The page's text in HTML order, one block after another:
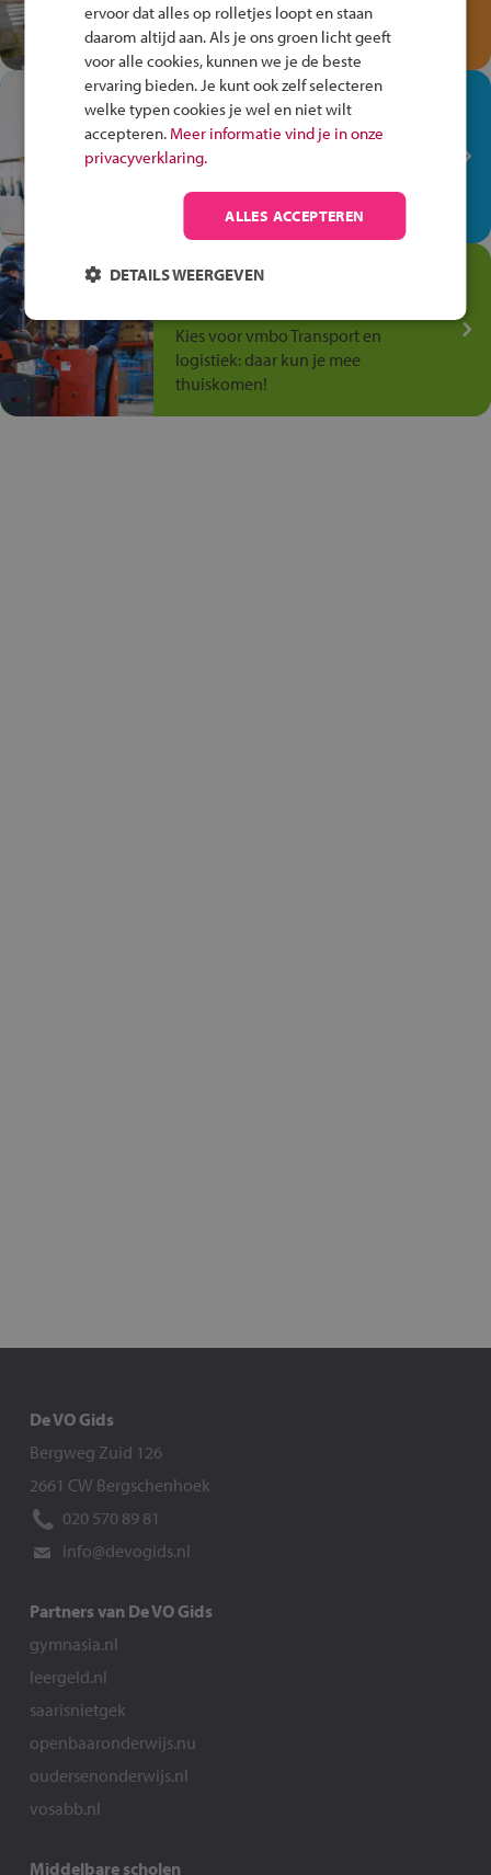
Speel het Fiets Veilig Verkeersspel
en win een Cortina-fiets!
In de winkel ben je op je
plek!
Ontdek via het vmbo jouw talent
op de winkelvloer, waar elke dag
anders is!
Jouw talent in de
Kies voor vmbo Transport en
logistiek: daar kun je mee
thuiskomen!
De VO Gids
Bergweg Zuid 126
2661 CW Bergschenhoek
020 570 89 81
info@devogids.nl
Partners van De VO Gids
gymnasia.nl
leergeld.nl
saarisnietgek
openbaaronderwijs.nu
oudersenonderwijs.nl
vosabb.nl
Middelbare scholen
ervoor dat alles op rolletjes loopt en staan
daarom altijd aan. Als je ons groen licht geeft
voor alle cookies, kunnen we je de beste
ervaring bieden. Je kunt ook zelf selecteren
welke typen cookies je wel en niet wilt
accepteren. Meer informatie vind je in onze
privacyverklaring.
ALLES ACCEPTEREN
DETAILS WEERGEVEN